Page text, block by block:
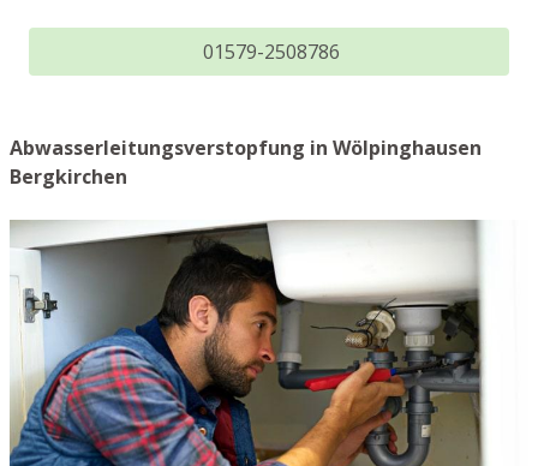
01579-2508786
Abwasserleitungsverstopfung in Wölpinghausen
Bergkirchen